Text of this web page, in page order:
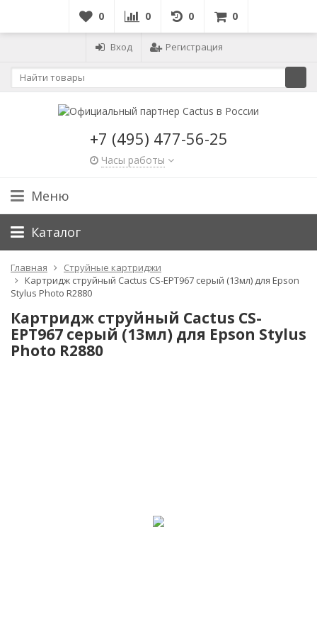
0 0 0 0
Вход Регистрация
+7 (495) 477-56-25
Часы работы
Меню
Каталог
Главная
Струйные картриджи
Картридж струйный Cactus CS-EPT967 серый (13мл) для Epson
Stylus Photo R2880
Картридж струйный Cactus CS-
EPT967 серый (13мл) для Epson Stylus
Photo R2880